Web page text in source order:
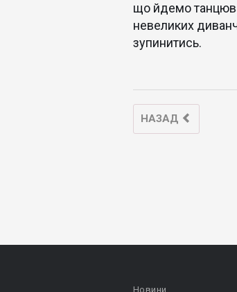
що йдемо
невеликих
зупинитись.
НАЗАД
Новини